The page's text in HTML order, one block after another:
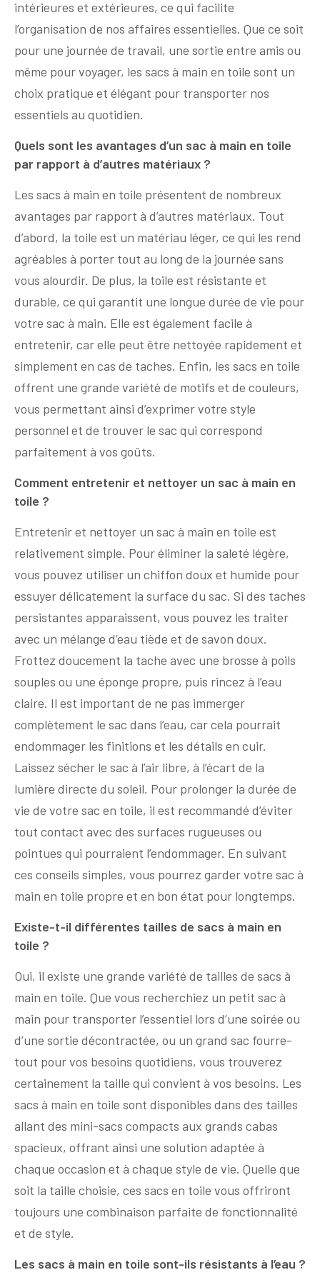
intérieures et extérieures, ce qui facilite
l’organisation de nos affaires essentielles. Que ce soit
pour une journée de travail, une sortie entre amis ou
même pour voyager, les sacs à main en toile sont un
choix pratique et élégant pour transporter nos
essentiels au quotidien.
Quels sont les avantages d’un sac à main en toile
par rapport à d’autres matériaux ?
Les sacs à main en toile présentent de nombreux
avantages par rapport à d’autres matériaux. Tout
d’abord, la toile est un matériau léger, ce qui les rend
agréables à porter tout au long de la journée sans
vous alourdir. De plus, la toile est résistante et
durable, ce qui garantit une longue durée de vie pour
votre sac à main. Elle est également facile à
entretenir, car elle peut être nettoyée rapidement et
simplement en cas de taches. Enfin, les sacs en toile
offrent une grande variété de motifs et de couleurs,
vous permettant ainsi d’exprimer votre style
personnel et de trouver le sac qui correspond
parfaitement à vos goûts.
Comment entretenir et nettoyer un sac à main en
toile ?
Entretenir et nettoyer un sac à main en toile est
relativement simple. Pour éliminer la saleté légère,
vous pouvez utiliser un chiffon doux et humide pour
essuyer délicatement la surface du sac. Si des taches
persistantes apparaissent, vous pouvez les traiter
avec un mélange d’eau tiède et de savon doux.
Frottez doucement la tache avec une brosse à poils
souples ou une éponge propre, puis rincez à l’eau
claire. Il est important de ne pas immerger
complètement le sac dans l’eau, car cela pourrait
endommager les finitions et les détails en cuir.
Laissez sécher le sac à l’air libre, à l’écart de la
lumière directe du soleil. Pour prolonger la durée de
vie de votre sac en toile, il est recommandé d’éviter
tout contact avec des surfaces rugueuses ou
pointues qui pourraient l’endommager. En suivant
ces conseils simples, vous pourrez garder votre sac à
main en toile propre et en bon état pour longtemps.
Existe-t-il différentes tailles de sacs à main en
toile ?
Oui, il existe une grande variété de tailles de sacs à
main en toile. Que vous recherchiez un petit sac à
main pour transporter l’essentiel lors d’une soirée ou
d’une sortie décontractée, ou un grand sac fourre-
tout pour vos besoins quotidiens, vous trouverez
certainement la taille qui convient à vos besoins. Les
sacs à main en toile sont disponibles dans des tailles
allant des mini-sacs compacts aux grands cabas
spacieux, offrant ainsi une solution adaptée à
chaque occasion et à chaque style de vie. Quelle que
soit la taille choisie, ces sacs en toile vous offriront
toujours une combinaison parfaite de fonctionnalité
et de style.
Les sacs à main en toile sont-ils résistants à l’eau ?